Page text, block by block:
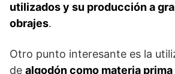
utilizados y su producción a
obrajes.
Otro punto interesante es la
de algodón como materia prima